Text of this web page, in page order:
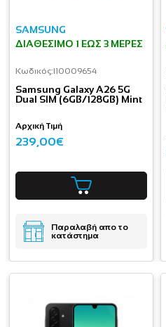
SAMSUNG
ΔΙΑΘΈΣΙΜΟ 1 ΕΩΣ 3 ΜΈΡΕΣ
Κωδικός:I10009654
Samsung Galaxy A26 5G
Dual SIM (6GB/128GB) Mint
Αρχική Τιμή
239,00€
Παραλαβή απο το
κατάστημα